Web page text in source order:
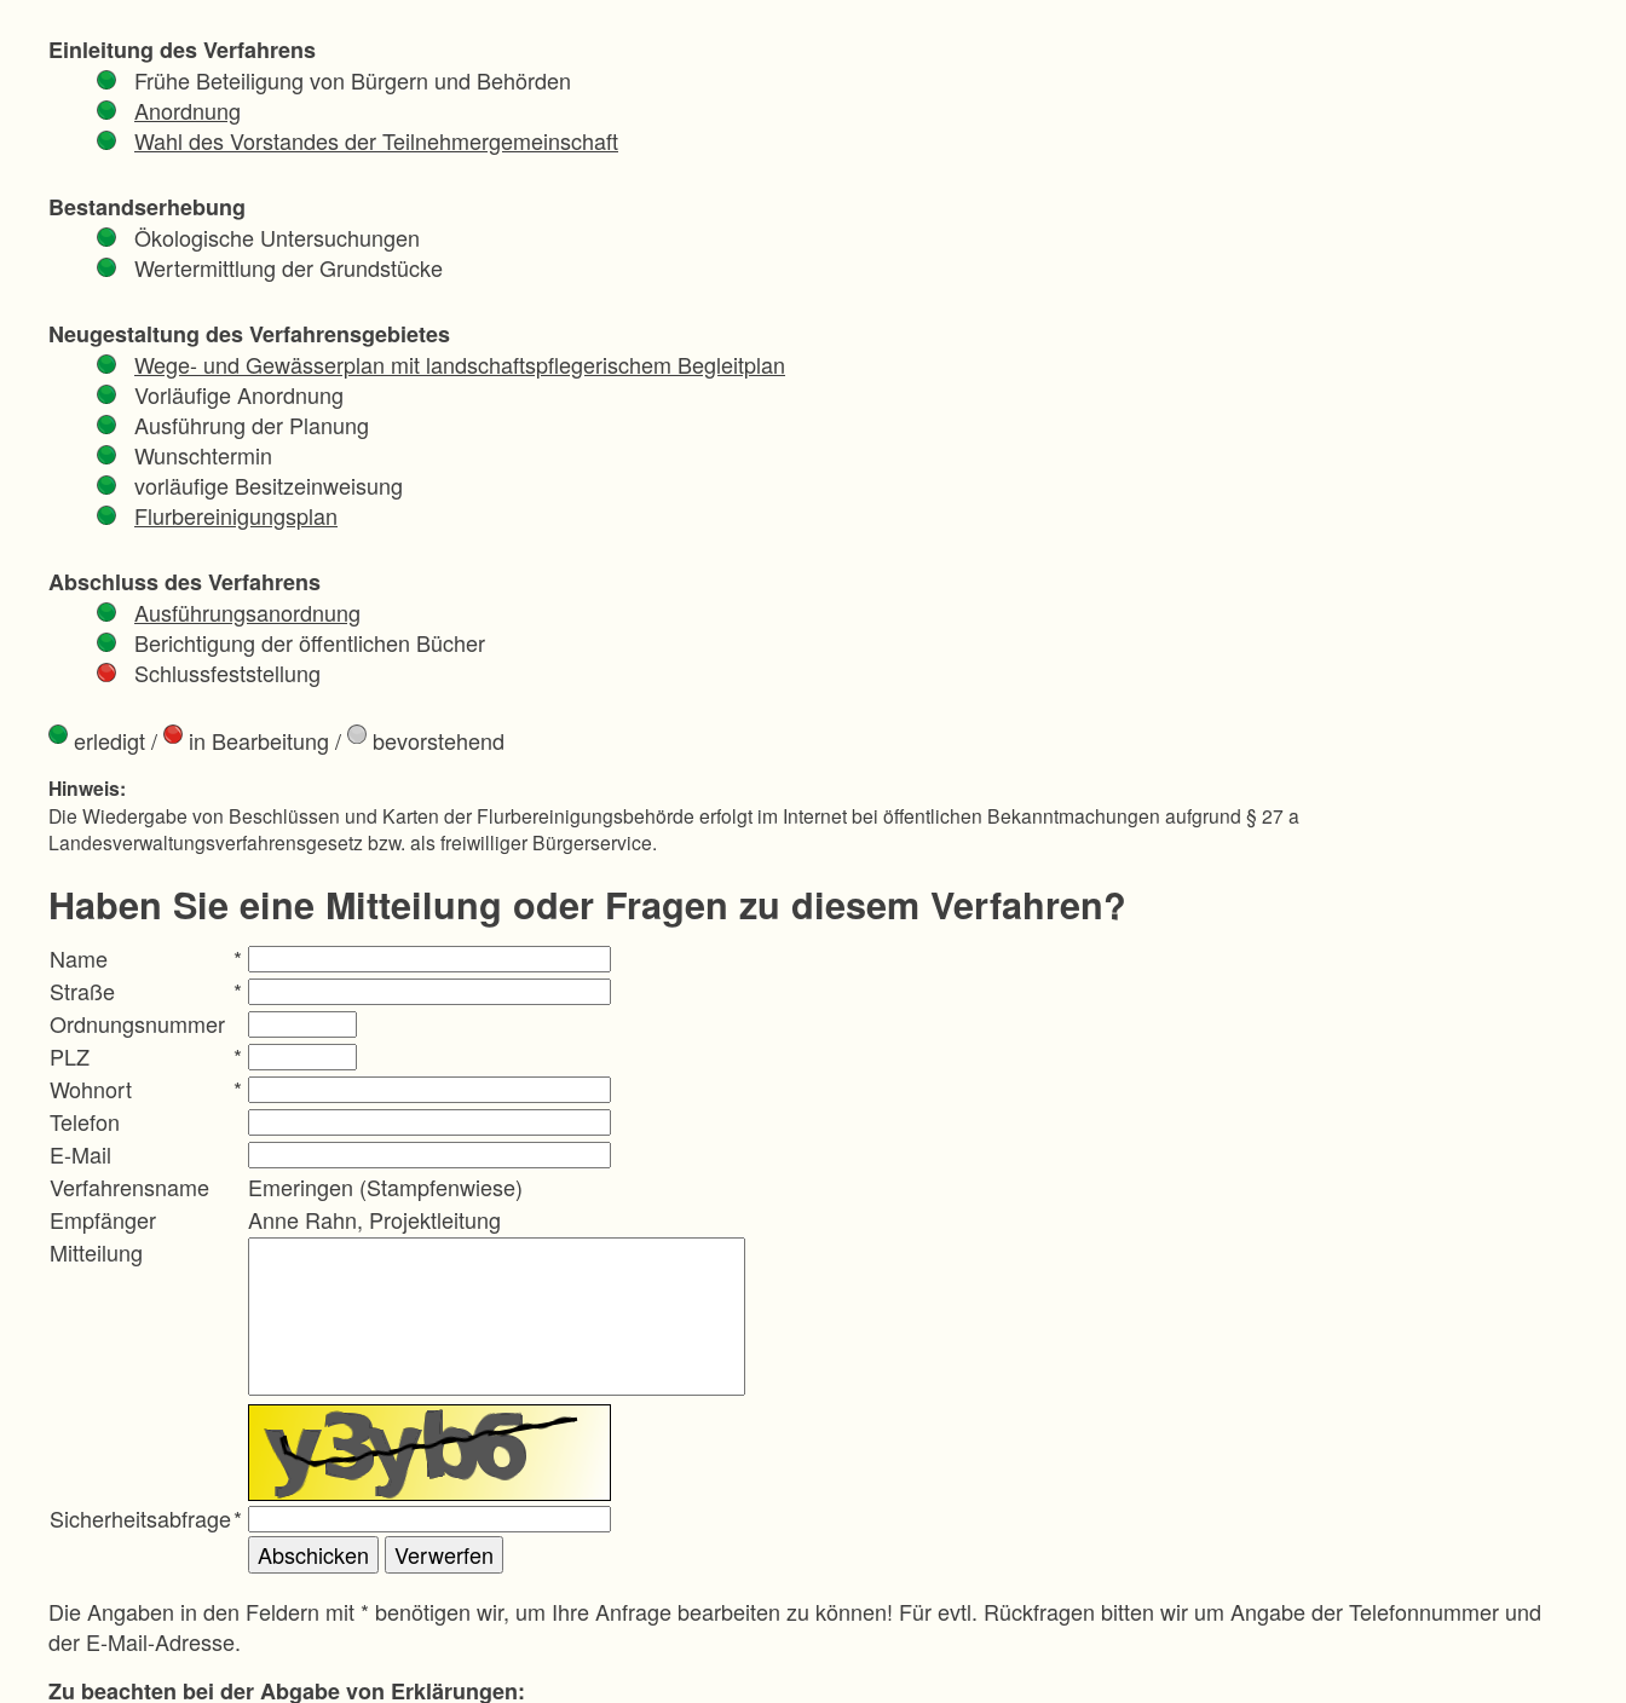
Einleitung des Verfahrens
Frühe Beteiligung von Bürgern und Behörden
Anordnung
Wahl des Vorstandes der Teilnehmergemeinschaft
Bestandserhebung
Ökologische Untersuchungen
Wertermittlung der Grundstücke
Neugestaltung des Verfahrensgebietes
Wege- und Gewässerplan mit landschaftspflegerischem Begleitplan
Vorläufige Anordnung
Ausführung der Planung
Wunschtermin
vorläufige Besitzeinweisung
Flurbereinigungsplan
Abschluss des Verfahrens
Ausführungsanordnung
Berichtigung der öffentlichen Bücher
Schlussfeststellung
erledigt/ in Bearbeitung / bevorstehend
Hinweis:
Die Wiedergabe von Beschlüssen und Karten der Flurbereinigungsbehörde erfolgt im Internet bei öffentlichen Bekanntmachungen aufgrund § 27 a
Landesverwaltungsverfahrensgesetz bzw. als freiwilliger Bürgerservice.
Haben Sie eine Mitteilung oder Fragen zu diesem Verfahren?
Name
*
Straße
*
Ordnungsnummer
PLZ
*
Wohnort
*
Telefon
E-Mail
Verfahrensname
Emeringen (Stampfenwiese)
Empfänger
Anne Rahn, Projektleitung
Mitteilung
Sicherheitsabfrage*
Die Angaben in den Feldern mit * benötigen wir, um Ihre Anfrage bearbeiten zu können! Für evtl. Rückfragen bitten wir um Angabe der Telefonnummer und
der E-Mail-Adresse.
Zu beachten bei der Abgabe von Erklärungen: